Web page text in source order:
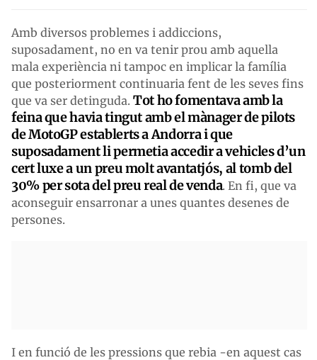
Amb diversos problemes i addiccions,
suposadament, no en va tenir prou amb aquella
mala experiència ni tampoc en implicar la família
que posteriorment continuaria fent de les seves fins
que va ser detinguda. Tot ho fomentava amb la
feina que havia tingut amb el mànager de pilots
de MotoGP establerts a Andorra i que
suposadament li permetia accedir a vehicles d’un
cert luxe a un preu molt avantatjós, al tomb del
30% per sota del preu real de venda. En fi, que va
aconseguir ensarronar a unes quantes desenes de
persones.
I en funció de les pressions que rebia -en aquest cas